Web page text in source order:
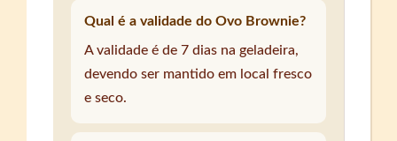
Qual é a validade do Ovo Brownie?
A validade é de 7 dias na geladeira,
devendo ser mantido em local fresco
e seco.